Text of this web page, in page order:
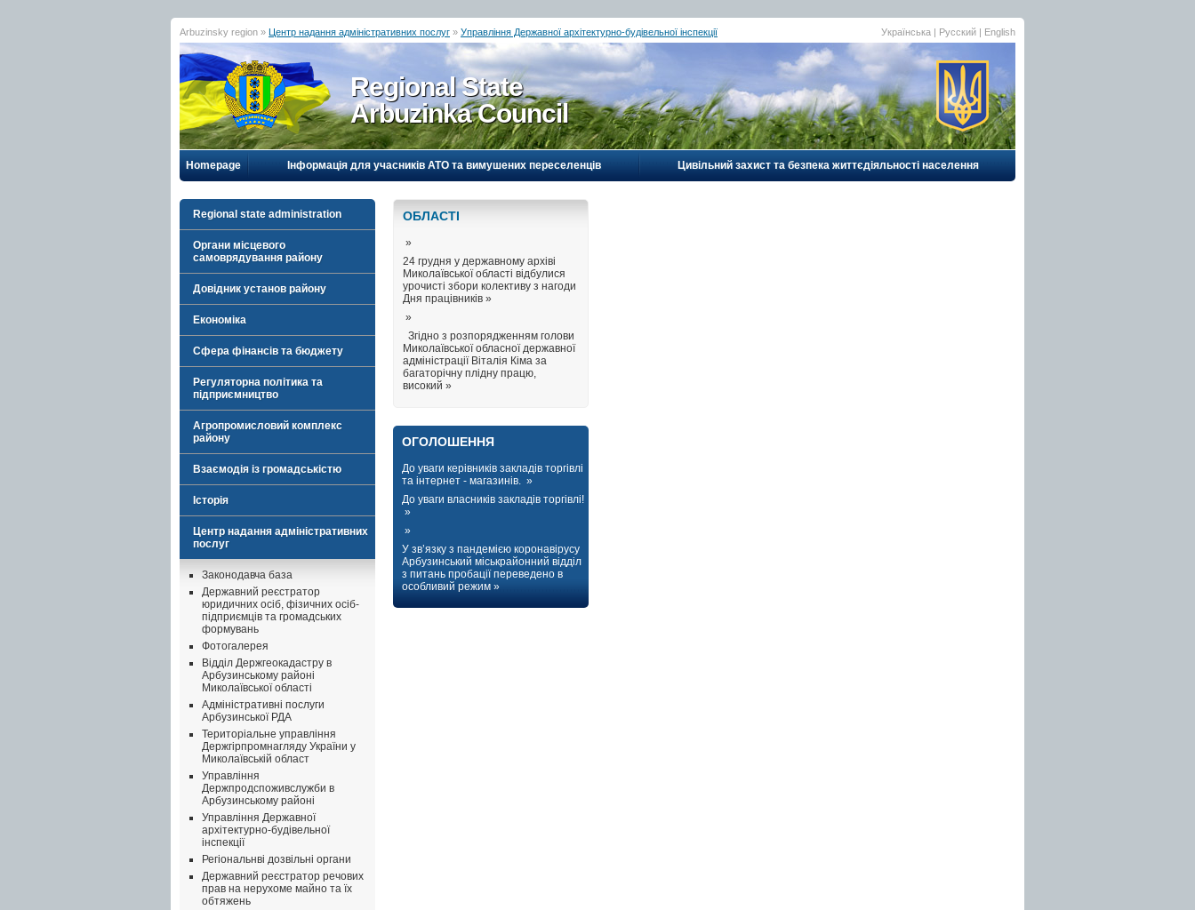
Arbuzinsky region » Центр надання адміністративних послуг » Управління Державної архітектурно-будівельної інспекції Українська | Русский | English
Regional State
Arbuzinka Council
Homepage Інформація для учасників АТО та вимушених переселенців Цивільний захист та безпека життєдіяльності населення
Regional state administration
Органи місцевого
самоврядування району
Довідник установ району
Економіка
Сфера фінансів та бюджету
Регуляторна політика та
підприємництво
Агропромисловий комплекс
району
Взаємодія із громадськістю
Історія
Центр надання адміністративних
послуг
Законодавча база
Державний реєстратор
юридичних осіб, фізичних осіб-
підприємців та громадських
формувань
Фотогалерея
Відділ Держгеокадастру в
Арбузинському районі
Миколаївської області
Адміністративні послуги
Арбузинської РДА
Територіальне управління
Держгірпромнагляду України у
Миколаївській област
Управління
Держпродспоживслужби в
Арбузинському районі
Управління Державної
архітектурно-будівельної
інспекції
Регіональнві дозвільні органи
Державний реєстратор речових
прав на нерухоме майно та їх
обтяжень
ОБЛАСТI
»
24 грудня у державному архіві
Миколаївської області відбулися
урочисті збори колективу з нагоди
Дня працівників »
»
Згідно з розпорядженням голови
Миколаївської обласної державної
адміністрації Віталія Кіма за
багаторічну плідну працю,
високий »
ОГОЛОШЕННЯ
До уваги керівників закладів торгівлі
та інтернет - магазинів. »
До уваги власників закладів торгівлі!
»
»
У зв’язку з пандемією коронавірусу
Арбузинський міськрайонний відділ
з питань пробації переведено в
особливий режим »